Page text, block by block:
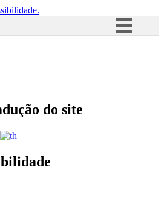
Acesso à informação
do site